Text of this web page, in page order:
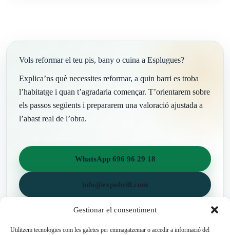
Gestionar el consentiment
Utilitzem tecnologies com les galetes per emmagatzemar o accedir a informació del
Vols reformar el teu pis, bany o cuina a Esplugues?
Explica’ns què necessites reformar, a quin barri es troba
l’habitatge i quan t’agradaria començar. T’orientarem sobre
els passos següents i prepararem una valoració ajustada a
l’abast real de l’obra.
WhatsApp 696 96 29 18
info@expobrill.com